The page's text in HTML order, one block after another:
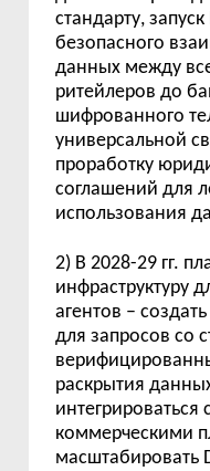
стандарту,
безопасного
данных между
ритейлеров до
шифрованного
универсальной
проработку
соглашений для
использования
2) В 2028-29 гг.
инфраструктуру
агентов –
для запросов со
раскрытия
интегрироваться
коммерческими
масштабировать